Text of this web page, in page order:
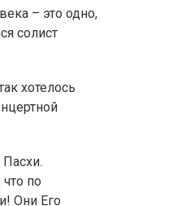
– это одно,
солист
хотелось
по
Они Его